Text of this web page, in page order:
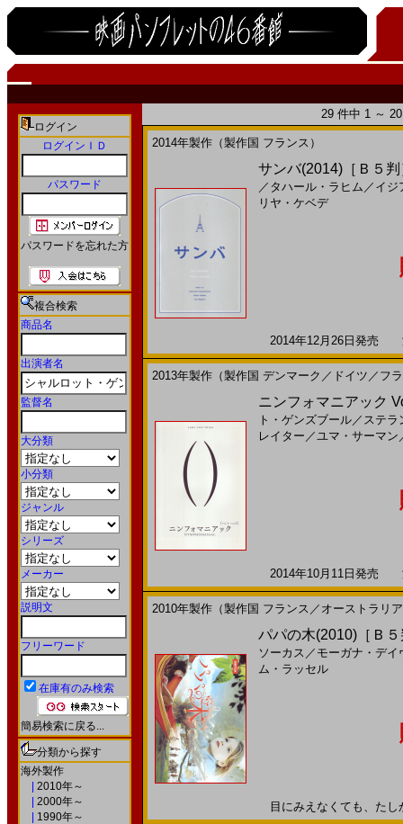
ログイン
ログインＩＤ
パスワード
パスワードを忘れた方
複合検索
商品名
出演者名
監督名
大分類
小分類
ジャンル
シリーズ
メーカー
説明文
フリーワード
在庫有のみ検索
簡易検索に戻る...
分類から探す
海外製作
2010年～
2000年～
1990年～
29 件中 1 ～
2014年製作（製作国 フランス）
サンバ(2014)［Ｂ５判
／ タハール・ラヒム ／ イジ
リヤ・ケベデ
2014年12月26日発売
2013年製作（製作国 デンマーク／ドイツ／フ
ニンフォマニアック
ト・ゲンズブール／ ステラ
レイター ／ユマ・サーマン
2014年10月11日発売
2010年製作（製作国 フランス／オーストラリ
パパの木(2010)［Ｂ
ソーカス ／ モーガナ・デイ
ム・ラッセル
目にみえなくても、た